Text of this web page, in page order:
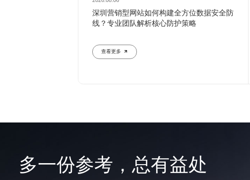
深圳营销型网站如何构建全方位数据安全防
线？专业团队解析核心防护策略
查看更多
多一份参考，总有益处